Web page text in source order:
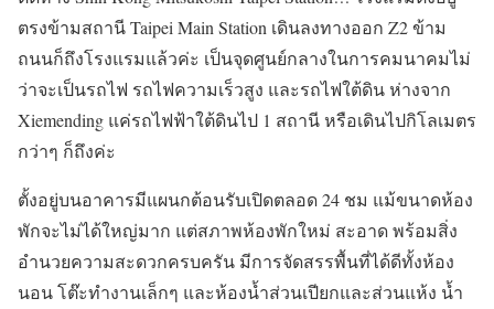
ตรงข้ามสถานี Taipei Main Station เดินลงทางออก Z2 ข้าม
ถนนก็ถึงโรงแรมแล้วค่ะ เป็นจุดศูนย์กลางในการคมนาคมไม่
ว่าจะเป็นรถไฟ รถไฟความเร็วสูง และรถไฟใต้ดิน ห่างจาก
Xiemending แค่รถไฟฟ้าใต้ดินไป 1 สถานี หรือเดินไปกิโลเมตร
กว่าๆ ก็ถึงค่ะ
ตั้งอยู่บนอาคารมีแผนกต้อนรับเปิดตลอด 24 ชม แม้ขนาดห้อง
พักจะไม่ได้ใหญ่มาก แต่สภาพห้องพักใหม่ สะอาด พร้อมสิ่ง
อำนวยความสะดวกครบครัน มีการจัดสรรพื้นที่ได้ดีทั้งห้อง
นอน โต๊ะทำงานเล็กๆ และห้องน้ำส่วนเปียกและส่วนแห้ง น้ำ